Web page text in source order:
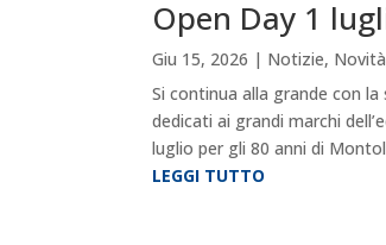
Open Day 1
Giu 15, 2026 | Notizie, Novità
Si continua alla grande con
dedicati ai grandi marchi
luglio per gli 80 anni di
LEGGI TUTTO